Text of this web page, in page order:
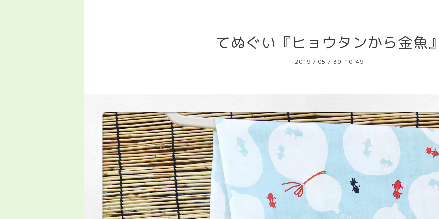
てぬぐい『ヒョウタンから金魚
2019 / 05 / 30 10:49